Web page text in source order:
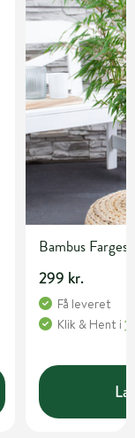
Bambus
299 kr.
Få leveret
Klik & Hent i